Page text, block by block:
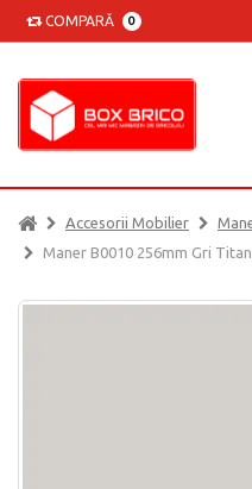
COMPARĂ 0
Accesorii Mobilier
Maner B0010 256mm Gri Titan